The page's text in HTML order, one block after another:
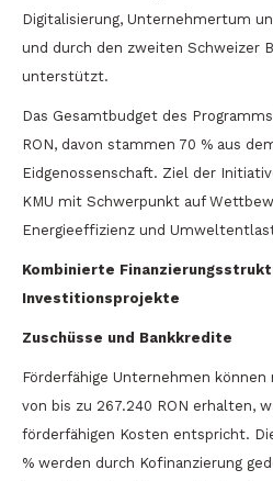
Digitalisierung, Unternehmertum
und durch den zweiten Schweizer
unterstützt.
Das Gesamtbudget des
RON, davon stammen 70 % aus
Eidgenossenschaft. Ziel der
KMU mit Schwerpunkt auf
Energieeffizienz und
Kombinierte
Investitionsprojekte
Zuschüsse und Bankkredite
Förderfähige Unternehmen
von bis zu 267.240 RON erhalten,
förderfähigen Kosten entspricht.
% werden durch Kofinanzierung